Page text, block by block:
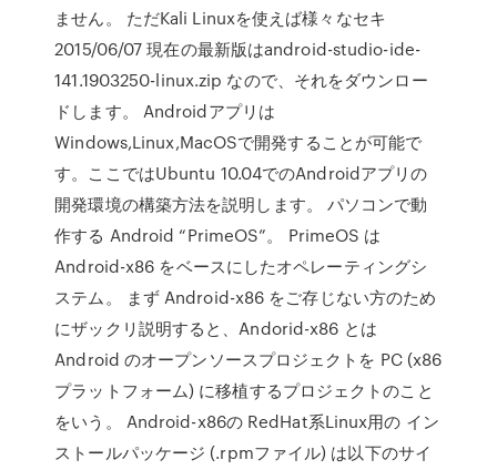
ません。 ただKali Linuxを使えば様々なセキ
2015/06/07 現在の最新版はandroid-studio-ide-
141.1903250-linux.zip なので、それをダウンロー
ドします。 Androidアプリは
Windows,Linux,MacOSで開発することが可能で
す。ここではUbuntu 10.04でのAndroidアプリの
開発環境の構築方法を説明します。 パソコンで動
作する Android “PrimeOS”。 PrimeOS は
Android-x86 をベースにしたオペレーティングシ
ステム。 まず Android-x86 をご存じない方のため
にザックリ説明すると、Andorid-x86 とは
Android のオープンソースプロジェクトを PC (x86
プラットフォーム) に移植するプロジェクトのこと
をいう。 Android-x86の RedHat系Linux用の イン
ストールパッケージ (.rpmファイル) は以下のサイ